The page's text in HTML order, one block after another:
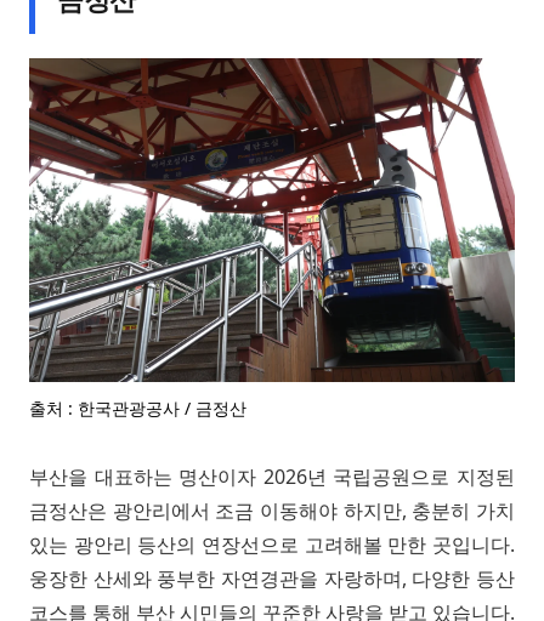
출처 : 한국관광공사 / 금정산
부산을 대표하는 명산이자 2026년 국립공원으로 지정된
금정산은 광안리에서 조금 이동해야 하지만, 충분히 가치
있는 광안리 등산의 연장선으로 고려해볼 만한 곳입니다.
웅장한 산세와 풍부한 자연경관을 자랑하며, 다양한 등산
코스를 통해 부산 시민들의 꾸준한 사랑을 받고 있습니다.